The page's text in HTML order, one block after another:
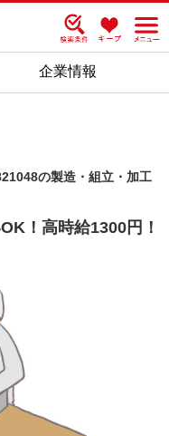
企業情報
の製造・組立・加工
！高時給1300円！